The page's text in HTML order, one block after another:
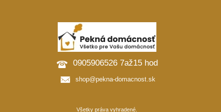
0905906526 7až15 hod
shop@pekna-domacnost.sk
Všetky práva vyhradené.